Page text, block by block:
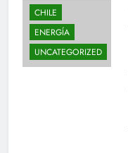
CHILE
ENERGÍA
UNCATEGORIZED